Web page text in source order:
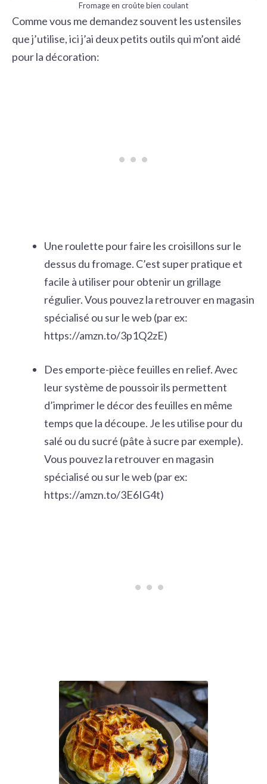
Fromage en croûte bien coulant
Comme vous me demandez souvent les ustensiles
que j’utilise, ici j’ai deux petits outils qui m’ont aidé
pour la décoration:
Une roulette pour faire les croisillons sur le
dessus du fromage. C’est super pratique et
facile à utiliser pour obtenir un grillage
régulier. Vous pouvez la retrouver en magasin
spécialisé ou sur le web (par ex:
https://amzn.to/3p1Q2zE)
Des emporte-pièce feuilles en relief. Avec
leur système de poussoir ils permettent
d’imprimer le décor des feuilles en même
temps que la découpe. Je les utilise pour du
salé ou du sucré (pâte à sucre par exemple).
Vous pouvez la retrouver en magasin
spécialisé ou sur le web (par ex:
https://amzn.to/3E6IG4t)